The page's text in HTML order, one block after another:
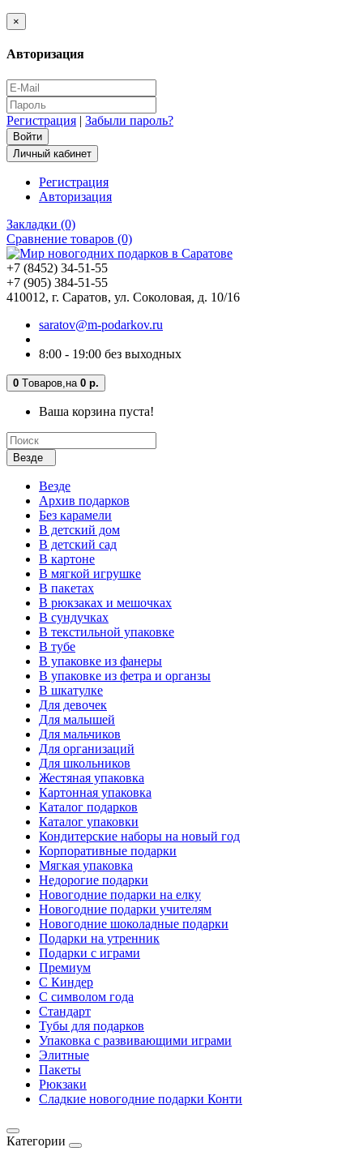
×
Авторизация
Регистрация | Забыли пароль?
Личный кабинет
Регистрация
Авторизация
Закладки (0)
Сравнение товаров (0)
+7 (8452) 34-51-55
+7 (905) 384-51-55
410012, г. Саратов, ул. Соколовая, д. 10/16
saratov@m-podarkov.ru
8:00 - 19:00 без выходных
0 Tоваров, на 0 р.
Ваша корзина пуста!
Везде
Везде
Архив подарков
Без карамели
В детский дом
В детский сад
В картоне
В мягкой игрушке
В пакетах
В рюкзаках и мешочках
В сундучках
В текстильной упаковке
В тубе
В упаковке из фанеры
В упаковке из фетра и органзы
В шкатулке
Для девочек
Для малышей
Для мальчиков
Для организаций
Для школьников
Жестяная упаковка
Картонная упаковка
Каталог подарков
Каталог упаковки
Кондитерские наборы на новый год
Корпоративные подарки
Мягкая упаковка
Недорогие подарки
Новогодние подарки на елку
Новогодние подарки учителям
Новогодние шоколадные подарки
Подарки на утренник
Подарки с играми
Премиум
С Киндер
С символом года
Стандарт
Тубы для подарков
Упаковка с развивающими играми
Элитные
Пакеты
Рюкзаки
Сладкие новогодние подарки Конти
Категории